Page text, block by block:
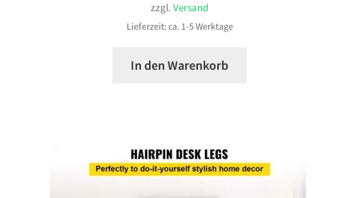
zzgl. Versand
Lieferzeit: ca. 1-5 Werktage
In den Warenkorb